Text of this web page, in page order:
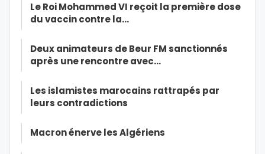
Le Roi Mohammed VI reçoit la première dose
du vaccin contre la…
Deux animateurs de Beur FM sanctionnés
après une rencontre avec…
Les islamistes marocains rattrapés par
leurs contradictions
Macron énerve les Algériens